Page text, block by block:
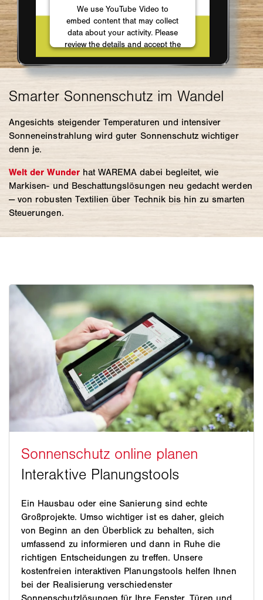
Angesichts steigender Temperaturen und intensiver
Sonneneinstrahlung wird guter Sonnenschutz wichtiger
denn je.
Welt der Wunder hat WAREMA dabei begleitet, wie
Markisen- und Beschattungslösungen neu gedacht werden
— von robusten Textilien über Technik bis hin zu smarten
Steuerungen.
Ein Hausbau oder eine Sanierung sind echte
Großprojekte. Umso wichtiger ist es daher, gleich
von Beginn an den Überblick zu behalten, sich
umfassend zu informieren und dann in Ruhe die
richtigen Entscheidungen zu treffen. Unsere
kostenfreien interaktiven Planungstools helfen Ihnen
bei der Realisierung verschiedenster
Sonnenschutzlösungen für Ihre Fenster, Türen und